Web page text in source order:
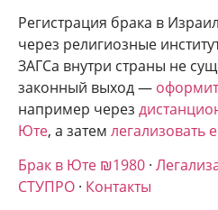
Регистрация брака в
через религиозные
ЗАГСа внутри страны не
законный выход —
например через
Юте, а затем легализовать
Брак в Юте ₪1980 ·
СТУПРО · Контакты